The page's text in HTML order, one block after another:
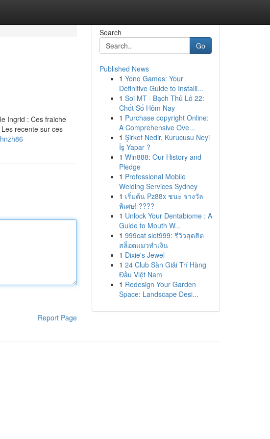
Ingrid : Ces fraiche
recente sur ces
Report Page
Search
Go
Published News
1 Yono Games: Your
Definitive Guide to Installi...
1 Soi MT · Bạch Thủ Lô 22:
Chốt Số Hôm Nay
1 Purchase copyright Online:
A Comprehensive Ove...
1 Şirket Nedir, Kurucusu Neyi
İş Yapar ?
1 Win888: Our History and
Pledge
1 Professional Mobile
Welding Services Sydney
1 เริ่มต้น Pz88x ชนะ รางวัล
พิเศษ! ????
1 Unlock Your Dentabiome : A
Guide to Mouth W...
1 999cat slot999: รีวิวสุดฮิต
สล็อตแมวทำเงิน
1 Dixie's Jewel
1 24 Club Sàn Giải Trí Hàng
Đầu Việt Nam
1 Redesign Your Garden
Space: Landscape Desi...